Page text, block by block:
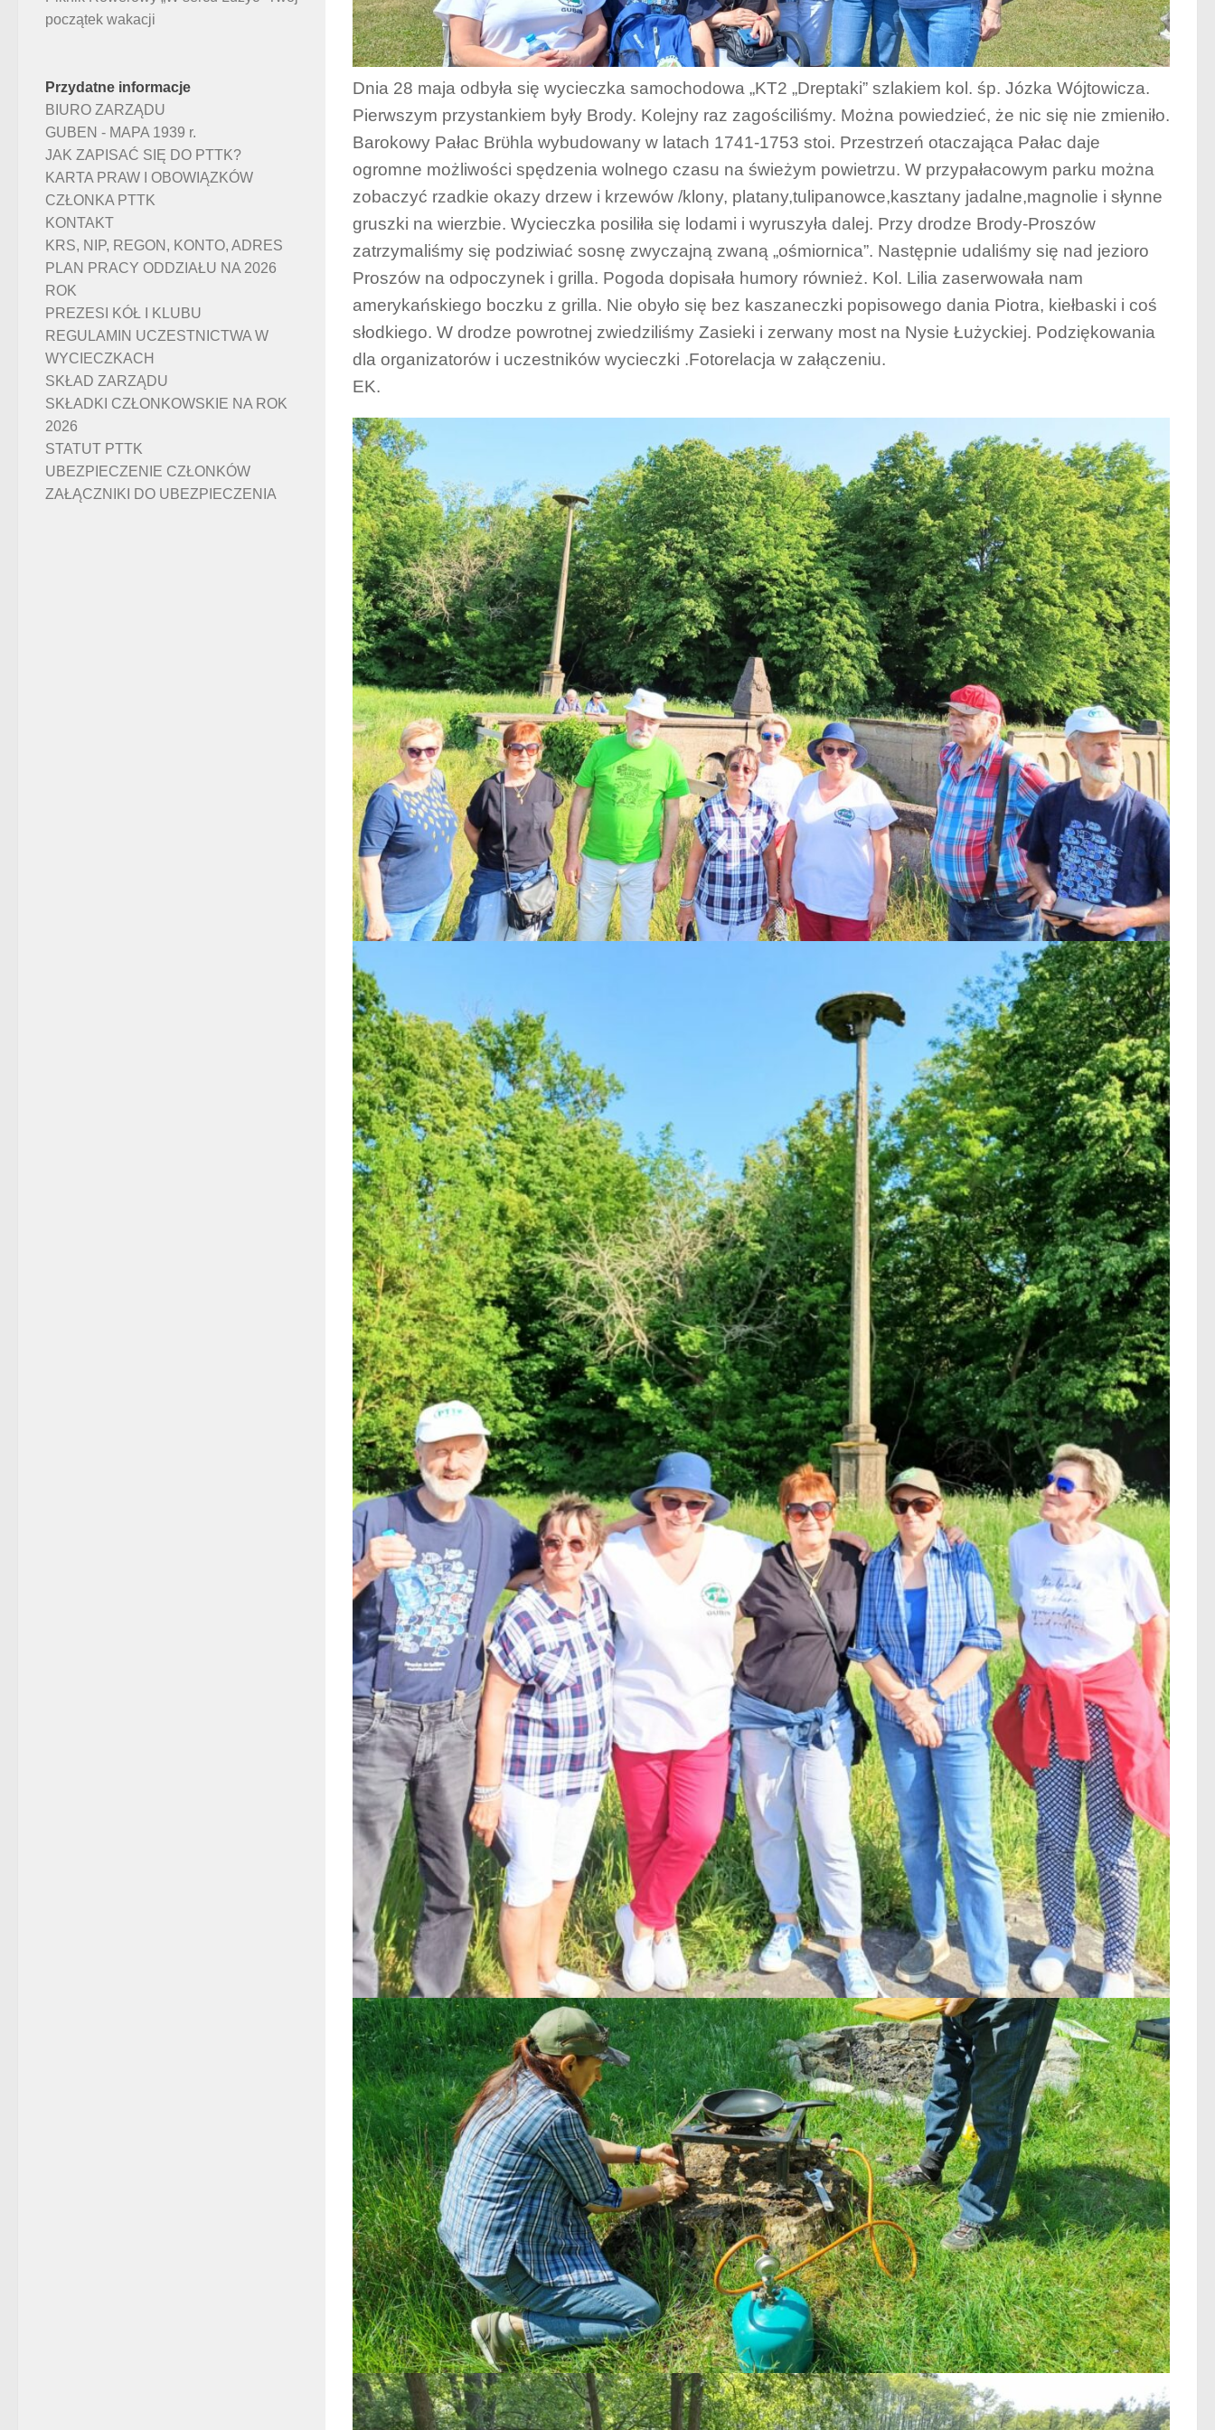
Dnia 28 maja odbyła się wycieczka samochodowa „KT2 „Dreptaki” szlakiem kol. śp. Józka Wójtowicza.
Pierwszym przystankiem były Brody. Kolejny raz zagościliśmy. Można powiedzieć, że nic się nie zmieniło.
Barokowy Pałac Brϋhla wybudowany w latach 1741-1753 stoi. Przestrzeń otaczająca Pałac daje
ogromne możliwości spędzenia wolnego czasu na świeżym powietrzu. W przypałacowym parku można
zobaczyć rzadkie okazy drzew i krzewów /klony, platany,tulipanowce,kasztany jadalne,magnolie i słynne
gruszki na wierzbie. Wycieczka posiliła się lodami i wyruszyła dalej. Przy drodze Brody-Proszów
zatrzymaliśmy się podziwiać sosnę zwyczajną zwaną „ośmiornica”. Następnie udaliśmy się nad jezioro
Proszów na odpoczynek i grilla. Pogoda dopisała humory również. Kol. Lilia zaserwowała nam
amerykańskiego boczku z grilla. Nie obyło się bez kaszaneczki popisowego dania Piotra, kiełbaski i coś
słodkiego. W drodze powrotnej zwiedziliśmy Zasieki i zerwany most na Nysie Łużyckiej. Podziękowania
dla organizatorów i uczestników wycieczki .Fotorelacja w załączeniu.
EK.
początek wakacji
Przydatne informacje
BIURO ZARZĄDU
GUBEN - MAPA 1939 r.
JAK ZAPISAĆ SIĘ DO PTTK?
KARTA PRAW I OBOWIĄZKÓW
CZŁONKA PTTK
KONTAKT
KRS, NIP, REGON, KONTO, ADRES
PLAN PRACY ODDZIAŁU NA 2026
ROK
PREZESI KÓŁ I KLUBU
REGULAMIN UCZESTNICTWA W
WYCIECZKACH
SKŁAD ZARZĄDU
SKŁADKI CZŁONKOWSKIE NA ROK
2026
STATUT PTTK
UBEZPIECZENIE CZŁONKÓW
ZAŁĄCZNIKI DO UBEZPIECZENIA